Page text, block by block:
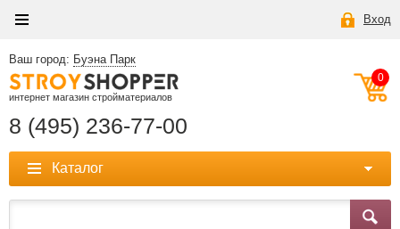
Вход
Ваш город: Буэна Парк
интернет магазин стройматериалов
8 (495) 236-77-00
0
Каталог